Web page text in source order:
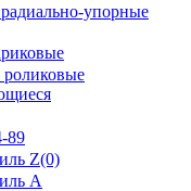
упорные
89
Z(0)
А